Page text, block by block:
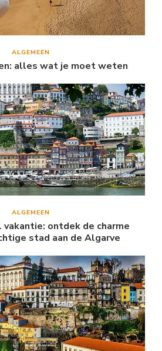
ALGEMEEN
alles wat je moet weten
ALGEMEEN
ontdek de charme
stad aan de Algarve